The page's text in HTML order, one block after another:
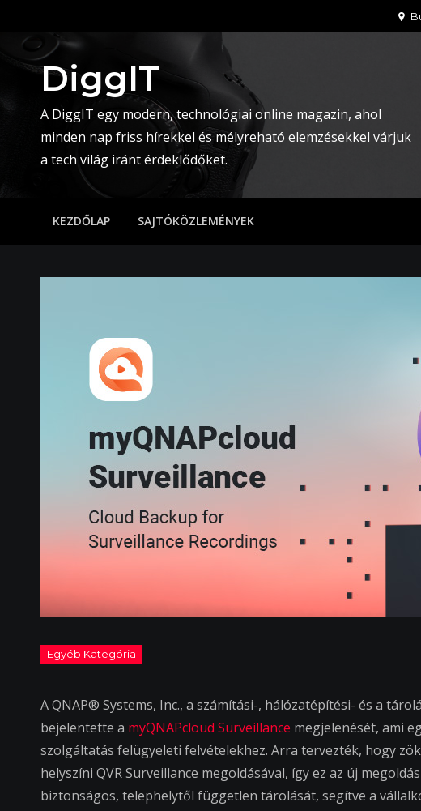
content
DiggIT
A DiggIT egy modern, technológiai online magazin, ahol
minden nap friss hírekkel és mélyreható elemzésekkel várjuk
a tech világ iránt érdeklődőket.
KEZDŐLAP SAJTÓKÖZLEMÉNYEK
A QNAP® Systems, Inc., a számítási-, hálózatépítési- és a
bejelentette a myQNAPcloud Surveillance megjelenését, ami
szolgáltatás felügyeleti felvételekhez. Arra tervezték, hogy
helyszíni QVR Surveillance megoldásával, így ez az új
biztonságos, telephelytől független tárolását, segítve a